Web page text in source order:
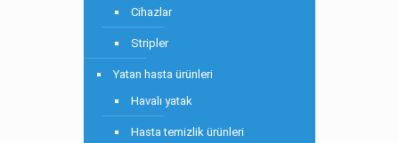
Cihazlar
Stripler
Yatan hasta ürünleri
Havalı yatak
Hasta temizlik ürünleri